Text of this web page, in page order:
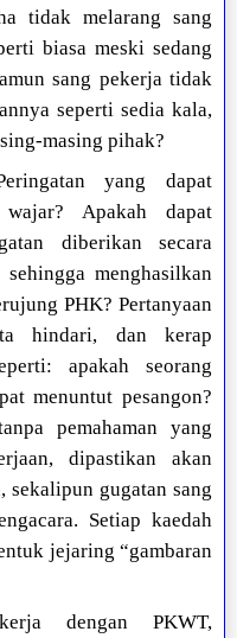
tidak melarang sang
biasa meski sedang
sang pekerja tidak
seperti sedia kala,
masing pihak?
yang dapat
Apakah dapat
diberikan secara
menghasilkan
PHK? Pertanyaan
hindari, dan kerap
apakah seorang
menuntut pesangon?
pemahaman yang
dipastikan akan
gugatan sang
Setiap kaedah
jejaring “gambaran
dengan PKWT,